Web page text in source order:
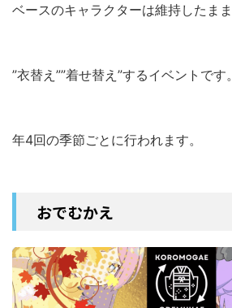
ベースのキャラクターは維持したまま
”衣替え””着せ替え”するイベントです。
年4回の季節ごとに行われます。
おでむかえ